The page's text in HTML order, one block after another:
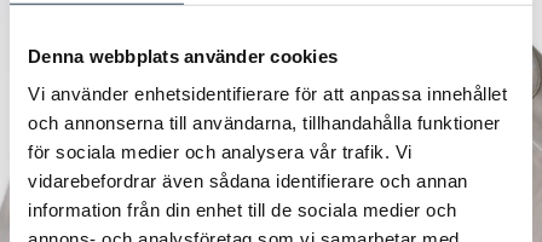
Denna webbplats använder cookies
Vi använder enhetsidentifierare för att anpassa innehållet
och annonserna till användarna, tillhandahålla funktioner
för sociala medier och analysera vår trafik. Vi
vidarebefordrar även sådana identifierare och annan
information från din enhet till de sociala medier och